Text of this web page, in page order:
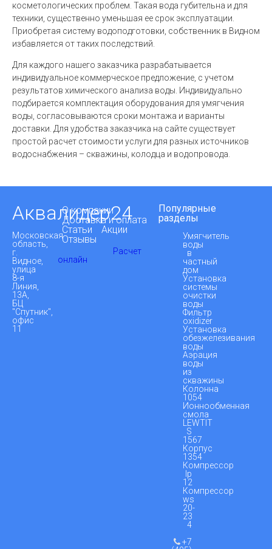
косметологических проблем. Такая вода губительна и для
техники, существенно уменьшая ее срок эксплуатации.
Приобретая систему водоподготовки, собственник в Видном
избавляется от таких последствий.
Для каждого нашего заказчика разрабатывается
индивидуальное коммерческое предложение, с учетом
результатов химического анализа воды. Индивидуально
подбирается комплектация оборудования для умягчения
воды, согласовываются сроки монтажа и варианты
доставки. Для удобства заказчика на сайте существует
простой расчет стоимости услуги для разных источников
водоснабжения – скважины, колодца и водопровода.
Аквалидер24
Московская
область,
г.
Видное,
улица
8-я
Линия,
13А,
БЦ
"Спутник",
офис
11
О компании
Доставка и оплата
Статьи
Акции
Отзывы
Расчет
онлайн
Популярные
разделы
Умягчитель
воды
в
частный
дом
Установка
системы
очистки
воды
Фильтр
oxidizer
Установка
обезжелезивания
воды
Аэрация
воды
из
скважины
Колонна
1054
Ионнообменная
смола
LEWTIT
S
1567
Корпус
1354
Компрессор
lp
12
Компрессор
ws
20-
23
4
+7